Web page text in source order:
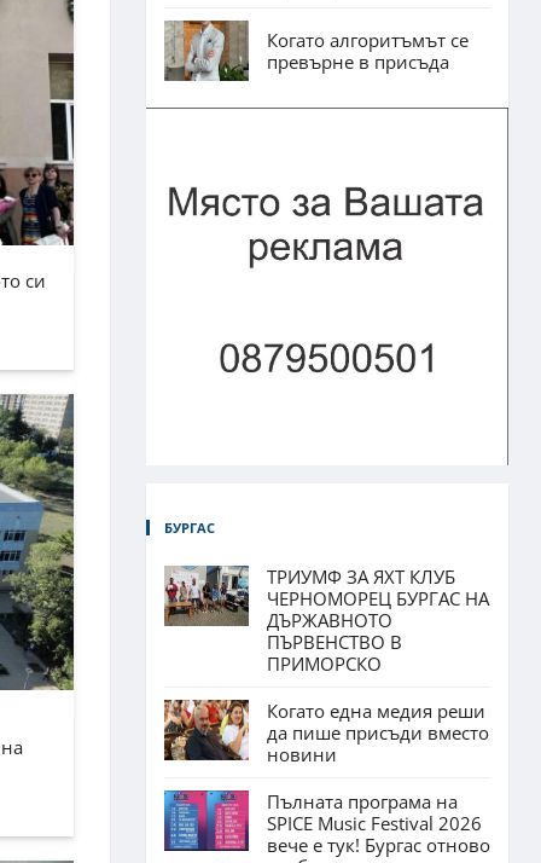
си
Когато алгоритъмът се
превърне в присъда
БУРГАС
ТРИУМФ ЗА ЯХТ КЛУБ
ЧЕРНОМОРЕЦ БУРГАС НА
ДЪРЖАВНОТО
ПЪРВЕНСТВО В
ПРИМОРСКО
Когато една медия реши
да пише присъди вместо
новини
Пълната програма на
SPICE Music Festival 2026
вече е тук! Бургас отново